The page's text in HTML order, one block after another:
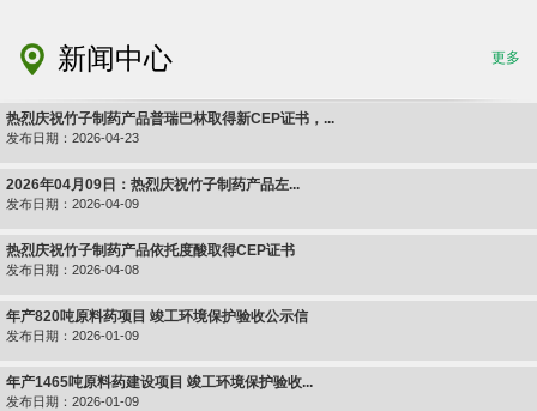
新闻中心 更多
热烈庆祝竹子制药产品普瑞巴林取得新CEP证书，...
发布日期：2026-04-23
2026年04月09日：热烈庆祝竹子制药产品左...
发布日期：2026-04-09
热烈庆祝竹子制药产品依托度酸取得CEP证书
发布日期：2026-04-08
年产820吨原料药项目 竣工环境保护验收公示信
发布日期：2026-01-09
年产1465吨原料药建设项目 竣工环境保护验收...
发布日期：2026-01-09